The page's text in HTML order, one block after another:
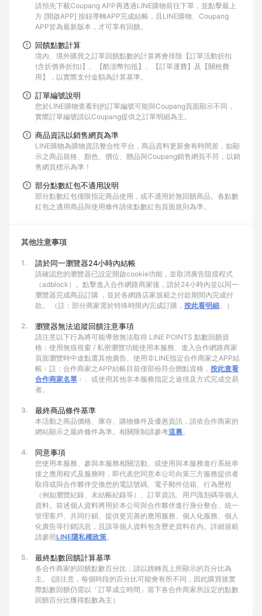
請預先下載Coupang APP再透過LINE購物前往下單，並點擊最上
方 [開啟APP] 按鈕導轉APP完成結帳，且LINE購物、Coupang
APP皆為最新版本，才可享有回饋。
回饋點數計算
境內、境外購買之訂單回饋點數的計算將會排除【訂單活動折扣
(含折價券折扣)】、【酷澎幣扣抵】、【訂單運費】及【關稅費
用】，以實際支付金額為計算基準。
訂單編號說明
您於LINE購物查看到的訂單編號可能與Coupang頁面顯示不同，
實際訂單編號請以Coupang提供之訂單明細為主。
商品資訊以銷售網頁為準
LINE購物為購物資訊整合性平台，商品資料更新會有時間差，如顯
示之商品規格、顏色、價位、贈品與Coupang銷售網頁不符，以銷
售網頁標示為準！
部分點數紅包不適用說明
部分點數紅包僅限指定商品使用，或不適用於無回饋商品。各點數
紅包之適用商品與使用條件請依點數紅包頁面規則為準。
其他注意事項
1. 請於同一瀏覽器24小時內結帳
請確認您的瀏覽器已設定開啟cookie功能，並取消廣告阻擋程式
（adblock）。點擊進入合作網路商家後，請於24小時內並以同一
瀏覽器完成商品訂購 ，並於各網路店家規範之付款期間內完成付
款。 （註：部分商家需於特殊時限內完成訂購， 按此看明細。）
2. 瀏覽器無法追蹤回饋注意事項
請注意以下行為將可能導致無法取得 LINE POINTS 點數回饋資
格：使用無痕視窗 / 私密瀏覽功能使用本服務、進入合作網路商家
頁面瀏覽時中途點選其他廣告、使用非LINE指定合作商家之APP結
帳﹙註：合作商家之APP結帳目前僅部份符合贈點資格， 按此查看
合作商家名單 ﹚、或使用其他非本服務指定之途徑及方式完成交易
者。
3. 最終商品條件基準
本活動之商品價格、庫存、購物條件及優惠資訊，請依合作商家的
網站顯示之最終條件為準。相關限制請參考這裏。
4. 同意事項
您使用本服務、參與本服務相關活動、或使用與本服務進行系統串
接之應用程式及服務時，即代表您同意本公司向第三方服務提供者
取得或與合作夥伴交換您的電話號碼、電子郵件信箱、行為歷程
（例如瀏覽紀錄、未結帳紀錄等）、訂單資訊、用戶識別碼等個人
資料。前述個人資料將用於本公司與合作夥伴進行身分整合、統一
管理客戶、共同行銷、提供更完善的應用服務、個人化服務、個人
化廣告等行銷訊息，且該等個人資料包含歷史資料在內。詳細規範
請參照LINE隱私權政策。
5. 最終點數回饋計算基準
各合作商家的回饋點數百分比，請以跳轉頁上所顯示的百分比為
主。 (請注意，每個時段的百分比可能會有所不同，因此購買後實
際點數回饋仍需以「訂單成立時間」當下各合作商家所設定的點數
回饋百分比獲得點數為主）